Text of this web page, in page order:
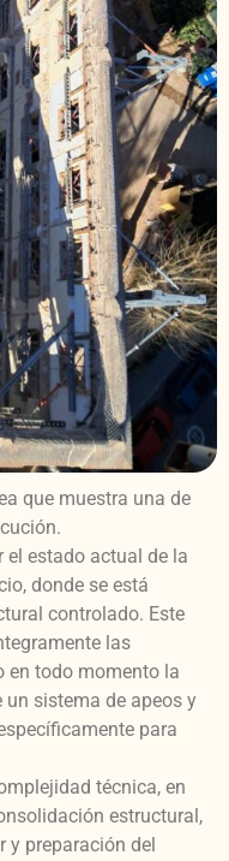
que muestra una de
estado actual de la
donde se está
controlado. Este
las
en todo momento la
sistema de apeos y
para
técnica, en
estructural,
y preparación del